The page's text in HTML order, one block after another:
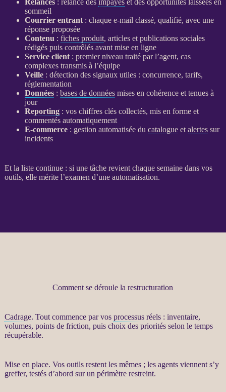
sommeil
Courrier entrant: chaque e-mail classé, qualifié, avec une
réponse proposée
Contenu : fiches produit, articles et publications sociales
rédigés puis contrôlés avant mise en ligne
Service client: premier niveau traité par l’agent, cas
complexes transmis à l’équipe
Veille: détection des signaux utiles : concurrence, tarifs,
réglementation
Données: bases de donnéesmises en cohérence et tenues à
jour
Reporting: vos chiffres clés collectés, mis en forme et
commentés automatiquement
E-commerce: gestion automatiséedu catalogueet alertessur
incidents
Et la liste continue : si une tâche revient chaque semaine dans vos
outils, elle mérite l’examen d’une automatisation.
Comment se déroule la restructuration
Cadrage. Tout commence par vos processusréels : inventaire,
volumes, points de friction, puis choix des priorités selon le temps
récupérable.
Mise en place. Vos outils restent les mêmes ; les agentsviennent s’y
greffer, testés d’abord sur un périmètre restreint.